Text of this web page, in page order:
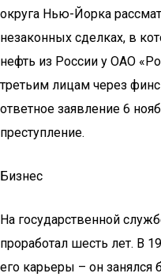
округа Нью-Йорка
незаконных сделках, в
нефть из России у ОАО
третьим лицам через
ответное заявление 6
преступление.
Бизнес
На государственной
проработал шесть лет. В
его карьеры – он